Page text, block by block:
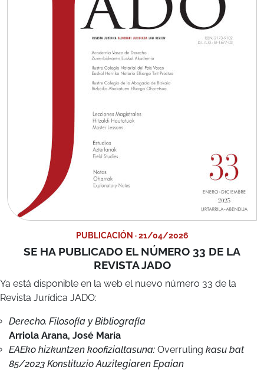
SE HA PUBLICADO EL NÚMERO 33 DE LA
REVISTA JADO
Ya está disponible en la web el nuevo número 33 de la
Revista Jurídica JADO:
Derecho, Filosofía y Bibliografía
Arriola Arana, José María
85/2023 Konstituzio Auzitegiaren Epaian
Etxebarria Zamalloa, Amaia
Higiezinen gaineko kreditu-kontratuen arazoak. Bereziki,
hipoteka-gastuen itzulera